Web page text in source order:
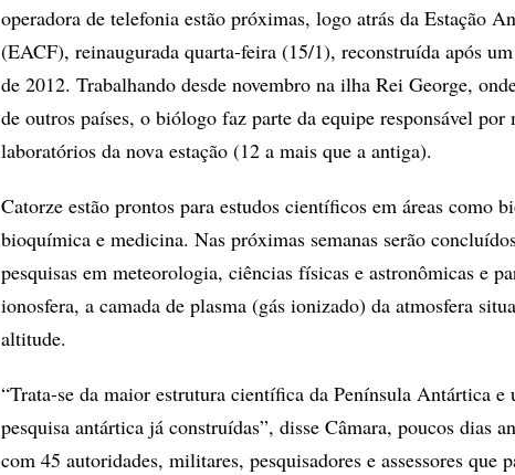
operadora de telefonia estão próximas, logo atrás da Estação
(EACF), reinaugurada quarta-feira (15/1), reconstruída após
de 2012. Trabalhando desde novembro na ilha Rei George,
de outros países, o biólogo faz parte da equipe responsável por
laboratórios da nova estação (12 a mais que a antiga).
Catorze estão prontos para estudos científicos em áreas como
bioquímica e medicina. Nas próximas semanas serão
pesquisas em meteorologia, ciências físicas e astronômicas e
ionosfera, a camada de plasma (gás ionizado) da atmosfera
altitude.
“Trata-se da maior estrutura científica da Península Antártica e
pesquisa antártica já construídas”, disse Câmara, poucos dias
com 45 autoridades, militares, pesquisadores e assessores que